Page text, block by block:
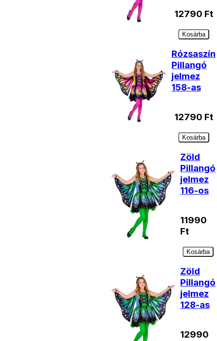
12790 Ft
Kosárba
Rózsaszín
Pillangó
jelmez
158-as
12790 Ft
Kosárba
Zöld
Pillangó
jelmez
116-os
11990
Ft
Kosárba
Zöld
Pillangó
jelmez
128-as
12990